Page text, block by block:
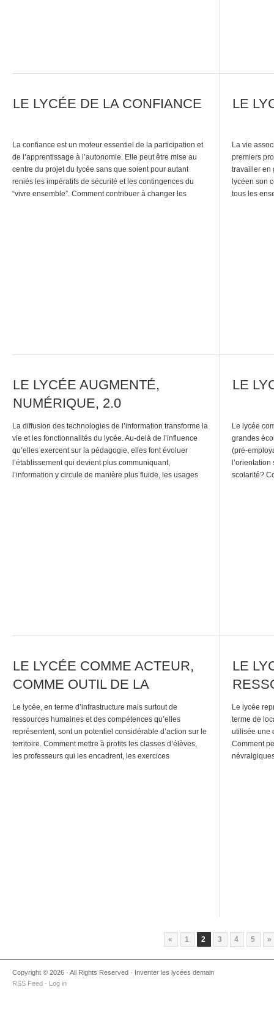
LE LYCÉE DE LA CONFIANCE
La confiance est un moteur essentiel de la participation et
de l’apprentissage à l’autonomie. Elle peut être mise au
centre du projet du lycée sans que soient pour autant
reniés les impératifs de sécurité et les contingences du
“vivre ensemble”. Comment contribuer à changer les
LE
La vie
premiers
travailler en
lycéen son
tous les
LE LYCÉE AUGMENTÉ,
NUMÉRIQUE, 2.0
La diffusion des technologies de l’information transforme la
vie et les fonctionnalités du lycée. Au-delà de l’influence
qu’elles exercent sur la pédagogie, elles font évoluer
l’établissement qui devient plus communiquant,
l’information y circule de manière plus fluide, les usages
LE
Le lycée
grandes
(pré-
scolarité?
LE LYCÉE COMME ACTEUR,
COMME OUTIL DE LA
SOCIÉTÉ
Le lycée, en terme d’infrastructure mais surtout de
ressources humaines et des compétences qu’elles
représentent, sont un potentiel considérable d’action sur le
territoire. Comment mettre à profits les classes d’élèves,
les professeurs qui les encadrent, les exercices
LE
Le lycée
terme de
utilisée une
Comment
« 1 2 3 4 5 »
Copyright © 2026 · All Rights Reserved · Inventer les lycées demain
RSS Feed · Log in